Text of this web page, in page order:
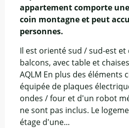
appartement comporte
coin montagne et peut
personnes.
Il est orienté sud / sud-est et
balcons, avec table et
AQLM En plus des éléments
équipée de plaques
ondes / four et d'un robot
ne sont pas inclus. Le
étage d'une...